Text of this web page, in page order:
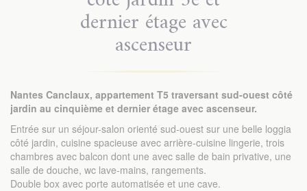
dernier étage avec
ascenseur
Nantes Canclaux, appartement T5 traversant sud-ouest côté
jardin au cinquième et dernier étage avec ascenseur.
Entrée sur un séjour-salon orienté sud-ouest sur une belle loggia
côté jardin, cuisine spacieuse avec arrière-cuisine lingerie, trois
chambres avec balcon dont une avec salle de bain privative, une
salle de douche, wc lave-mains, rangements.
Double box avec porte automatisée et une cave.